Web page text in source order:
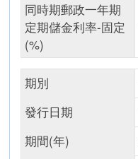
同時期郵政一年期
定期儲金利率-固定
(%)
期別
發行日期
期間(年)